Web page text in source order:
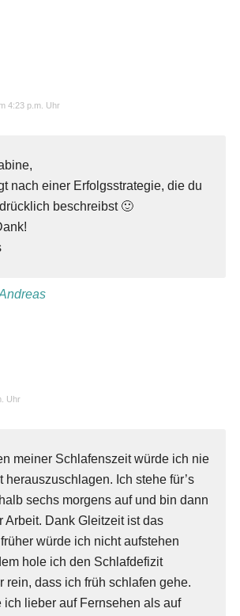
4:23 p.m. Uhr
nach einer Erfolgsstrategie, die du
beschreibst 🙂
Uhr
meiner Schlafenszeit würde ich nie
herauszuschlagen. Ich stehe für’s
sechs morgens auf und bin dann
Arbeit. Dank Gleitzeit ist das
würde ich nicht aufstehen
hole ich den Schlafdefizit
rein, dass ich früh schlafen gehe.
ich lieber auf Fernsehen als auf